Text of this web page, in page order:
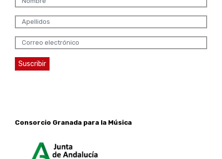
Consorcio Granada para la Música